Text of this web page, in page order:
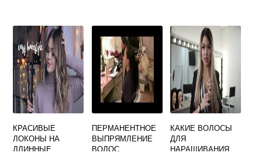
КРАСИВЫЕ
ЛОКОНЫ НА
ДЛИННЫЕ
ПЕРМАНЕНТНОЕ
ВЫПРЯМЛЕНИЕ
ВОЛОС
КАКИЕ ВОЛОСЫ
ДЛЯ
НАРАЩИВАНИЯ